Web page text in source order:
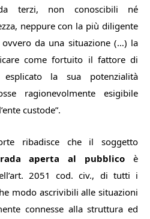
terzi, non conoscibili né
neppure con la più diligente
da una situazione (…) la
come fortuito il fattore di
la sua potenzialità
ragionevolmente esigibile
custode”.
ribadisce che il soggetto
aperta al pubblico è
2051 cod. civ., di tutti i
modo ascrivibili alle situazioni
connesse alla struttura ed